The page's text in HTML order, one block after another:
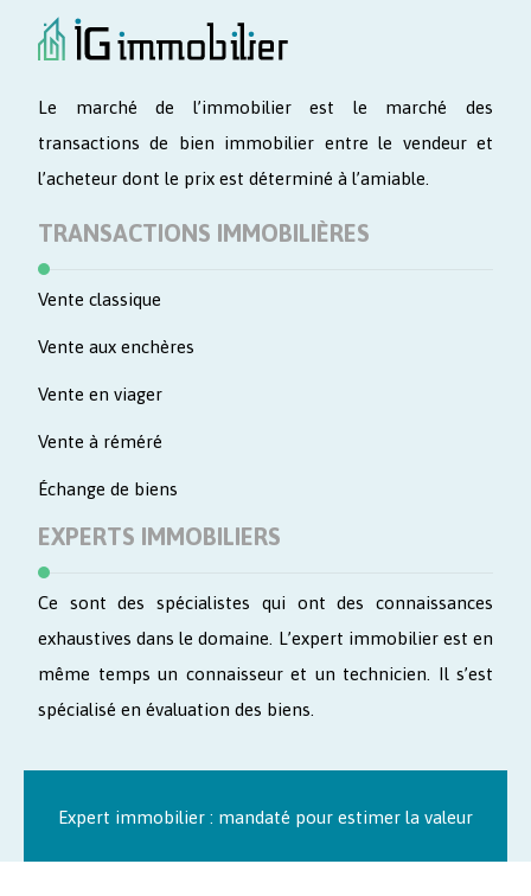
Le marché de l’immobilier est le marché des
transactions de bien immobilier entre le vendeur et
l’acheteur dont le prix est déterminé à l’amiable.
TRANSACTIONS IMMOBILIÈRES
Vente classique
Vente aux enchères
Vente en viager
Vente à réméré
Échange de biens
EXPERTS IMMOBILIERS
Ce sont des spécialistes qui ont des connaissances
exhaustives dans le domaine. L’expert immobilier est en
même temps un connaisseur et un technicien. Il s’est
spécialisé en évaluation des biens.
Expert immobilier : mandaté pour estimer la valeur